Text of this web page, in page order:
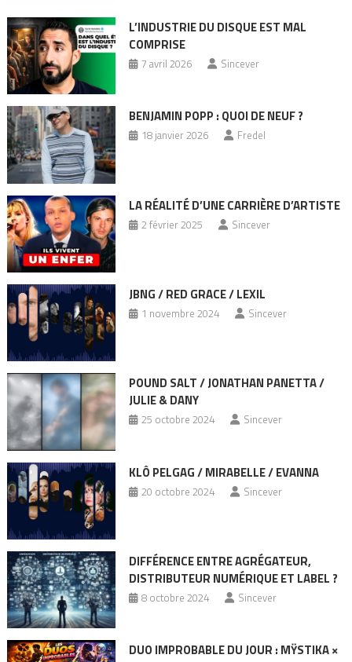
L’INDUSTRIE DU DISQUE EST MAL
COMPRISE
7 avril 2026 Sincever
BENJAMIN POPP : QUOI DE NEUF ?
18 janvier 2026 Fredel
LA RÉALITÉ D’UNE CARRIÈRE D’ARTISTE
2 février 2025 Sincever
JBNG / RED GRACE / LEXIL
1 novembre 2024 Sincever
POUND SALT / JONATHAN PANETTA /
JULIE & DANY
25 octobre 2024 Sincever
KLÔ PELGAG / MIRABELLE / EVANNA
20 octobre 2024 Sincever
DIFFÉRENCE ENTRE AGRÉGATEUR,
DISTRIBUTEUR NUMÉRIQUE ET LABEL ?
8 octobre 2024 Sincever
DUO IMPROBABLE DU JOUR : MŸSTIKA ×